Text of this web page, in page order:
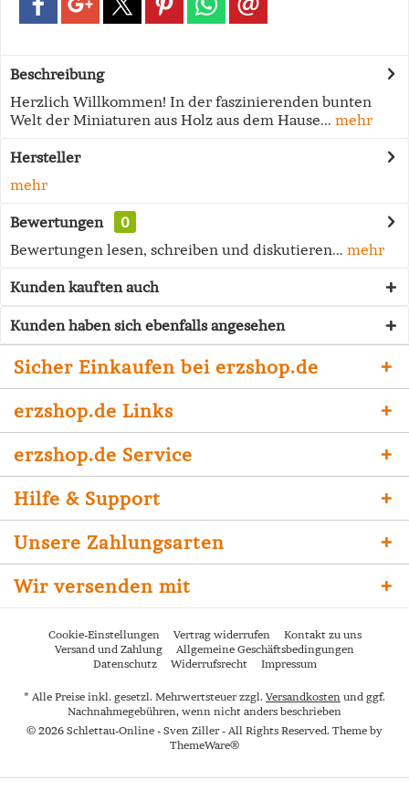
Beschreibung
Herzlich Willkommen! In der faszinierenden bunten
Welt der Miniaturen aus Holz aus dem Hause... mehr
Hersteller
mehr
Bewertungen
0
Bewertungen lesen, schreiben und diskutieren... mehr
Kunden kauften auch
Kunden haben sich ebenfalls angesehen
Sicher Einkaufen bei erzshop.de
erzshop.de Links
erzshop.de Service
Hilfe & Support
Unsere Zahlungsarten
Wir versenden mit
Cookie-Einstellungen Vertrag widerrufen
Kontakt zu uns
Versand und Zahlung
Allgemeine Geschäftsbedingungen
Datenschutz
Widerrufsrecht Impressum
* Alle Preise inkl. gesetzl. Mehrwertsteuer zzgl. Versandkosten und ggf.
Nachnahmegebühren, wenn nicht anders beschrieben
© 2026 Schlettau-Online - Sven Ziller - All Rights Reserved. Theme by
ThemeWare®